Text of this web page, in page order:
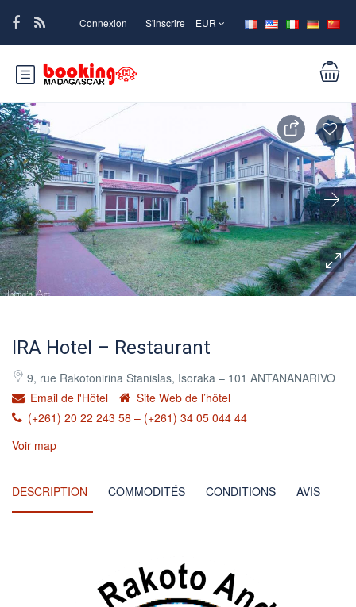
Connexion S'inscrire EUR
IRA Hotel – Restaurant
9, rue Rakotonirina Stanislas, Isoraka – 101 ANTANANARIVO
Email de l'Hôtel
Site Web de l’hôtel
(+261) 20 22 243 58 – (+261) 34 05 044 44
Voir map
DESCRIPTION COMMODITÉS CONDITIONS AVIS